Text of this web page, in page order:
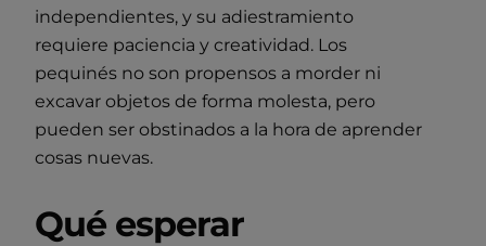
independientes, y su adiestramiento
requiere paciencia y creatividad. Los
pequinés no son propensos a morder ni
excavar objetos de forma molesta, pero
pueden ser obstinados a la hora de aprender
cosas nuevas.
Qué esperar